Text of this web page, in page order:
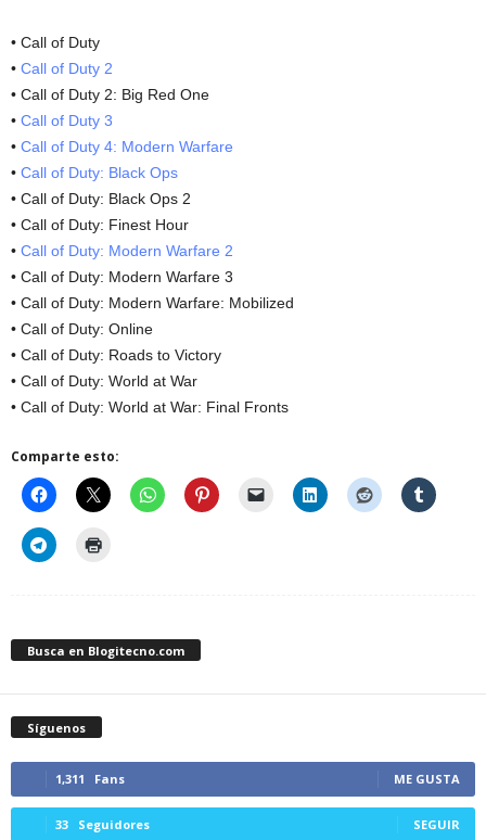
• Call of Duty
• Call of Duty 2
• Call of Duty 2: Big Red One
• Call of Duty 3
• Call of Duty 4: Modern Warfare
• Call of Duty: Black Ops
• Call of Duty: Black Ops 2
• Call of Duty: Finest Hour
• Call of Duty: Modern Warfare 2
• Call of Duty: Modern Warfare 3
• Call of Duty: Modern Warfare: Mobilized
• Call of Duty: Online
• Call of Duty: Roads to Victory
• Call of Duty: World at War
• Call of Duty: World at War: Final Fronts
Comparte esto:
Busca en Blogitecno.com
Síguenos
1,311 Fans ME GUSTA
33 Seguidores SEGUIR